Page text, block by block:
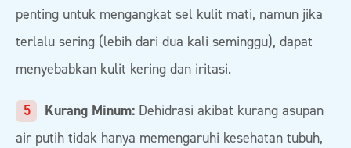
penting untuk mengangkat sel kulit mati, namun jika
terlalu sering (lebih dari dua kali seminggu), dapat
menyebabkan kulit kering dan iritasi.
Kurang Minum: Dehidrasi akibat kurang asupan
air putih tidak hanya memengaruhi kesehatan tubuh,